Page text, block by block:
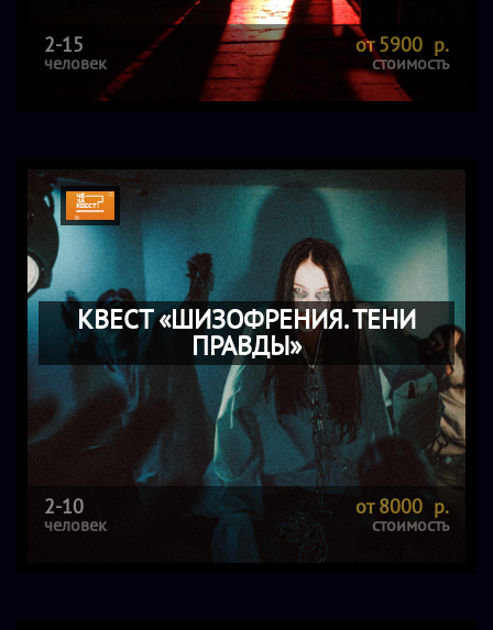
2-15
человек
от 5900 р.
стоимость
КВЕСТ «ШИЗОФРЕНИЯ. ТЕНИ
ПРАВДЫ»
2-10
человек
от 8000 р.
стоимость